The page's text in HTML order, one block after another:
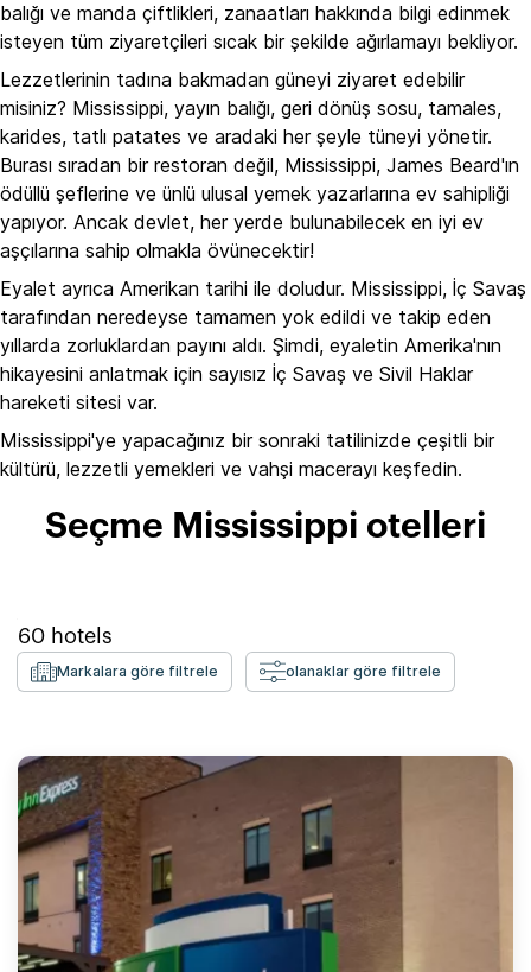
balığı ve manda çiftlikleri, zanaatları hakkında bilgi edinmek
isteyen tüm ziyaretçileri sıcak bir şekilde ağırlamayı bekliyor.
Lezzetlerinin tadına bakmadan güneyi ziyaret edebilir
misiniz? Mississippi, yayın balığı, geri dönüş sosu, tamales,
karides, tatlı patates ve aradaki her şeyle tüneyi yönetir.
Burası sıradan bir restoran değil, Mississippi, James Beard'ın
ödüllü şeflerine ve ünlü ulusal yemek yazarlarına ev sahipliği
yapıyor. Ancak devlet, her yerde bulunabilecek en iyi ev
aşçılarına sahip olmakla övünecektir!
Eyalet ayrıca Amerikan tarihi ile doludur. Mississippi, İç Savaş
tarafından neredeyse tamamen yok edildi ve takip eden
yıllarda zorluklardan payını aldı. Şimdi, eyaletin Amerika'nın
hikayesini anlatmak için sayısız İç Savaş ve Sivil Haklar
hareketi sitesi var.
Mississippi'ye yapacağınız bir sonraki tatilinizde çeşitli bir
kültürü, lezzetli yemekleri ve vahşi macerayı keşfedin.
Seçme Mississippi otelleri
60 hotels
Markalara göre filtrele olanaklar göre filtrele